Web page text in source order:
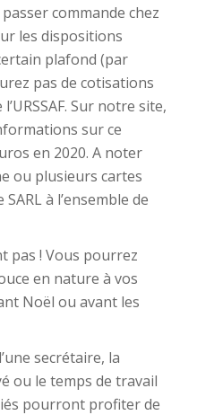
commande chez
les dispositions
plafond (par
pas de cotisations
Sur notre site,
sur ce
en 2020. A noter
ou plusieurs cartes
à l’ensemble de
pas ! Vous pourrez
en nature à vos
Noël ou avant les
secrétaire, la
ou le temps de travail
pourront profiter de